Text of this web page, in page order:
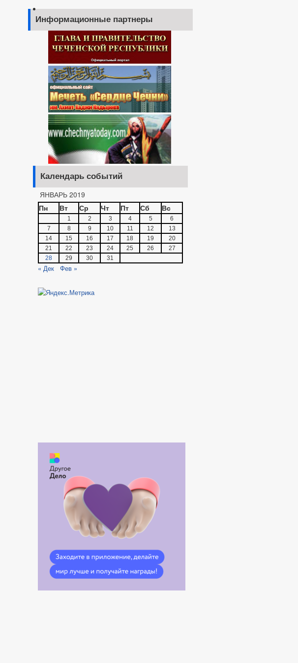
Информационные партнеры
Календарь событий
ЯНВАРЬ 2019
Пн
Вт Ср Чт Пт Сб Вс
1 2 3 4 5
6
7
8 9 10 11 12
13
14
15 16 17 18 19
20
21
22 23 24 25 26
27
28
29 30 31
« Дек Фев »